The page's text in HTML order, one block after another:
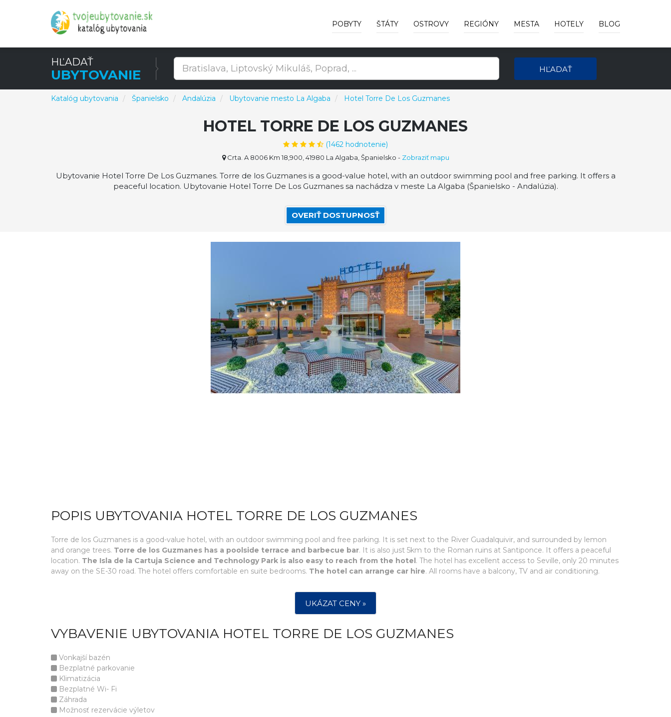
POBYTY ŠTÁTY OSTROVY REGIÓNY MESTA HOTELY BLOG
HĽADAŤ
UBYTOVANIE HĽADAŤ
Katalóg ubytovania Španielsko Andalúzia Ubytovanie mesto La Algaba Hotel Torre De Los Guzmanes
HOTEL TORRE DE LOS GUZMANES
(1462 hodnotenie)
Crta. A 8006 Km 18,900, 41980 La Algaba, Španielsko - Zobraziť mapu
Ubytovanie Hotel Torre De Los Guzmanes. Torre de los Guzmanes is a good-value hotel, with an outdoor swimming pool and free parking. It offers a
peaceful location. Ubytovanie Hotel Torre De Los Guzmanes sa nachádza v meste La Algaba (Španielsko - Andalúzia).
OVERIŤ DOSTUPNOSŤ
POPIS UBYTOVANIA HOTEL TORRE DE LOS GUZMANES
Torre de los Guzmanes is a good-value hotel, with an outdoor swimming pool and free parking. It is set next to the River Guadalquivir, and surrounded by lemon
and orange trees. Torre de los Guzmanes has a poolside terrace and barbecue bar. It is also just 5km to the Roman ruins at Santiponce. It offers a peaceful
location. The Isla de la Cartuja Science and Technology Park is also easy to reach from the hotel. The hotel has excellent access to Seville, only 20 minutes
away on the SE-30 road. The hotel offers comfortable en suite bedrooms. The hotel can arrange car hire. All rooms have a balcony, TV and air conditioning.
UKÁZAT CENY »
VYBAVENIE UBYTOVANIA HOTEL TORRE DE LOS GUZMANES
Vonkajší bazén
Bezplatné parkovanie
Klimatizácia
Bezplatné Wi- Fi
Záhrada
Možnosť rezervácie výletov